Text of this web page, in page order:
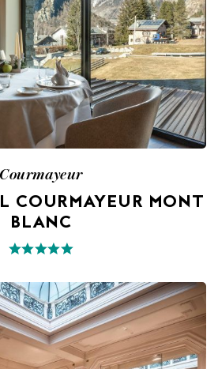
Courmayeur
COURMAYEUR MONT
BLANC